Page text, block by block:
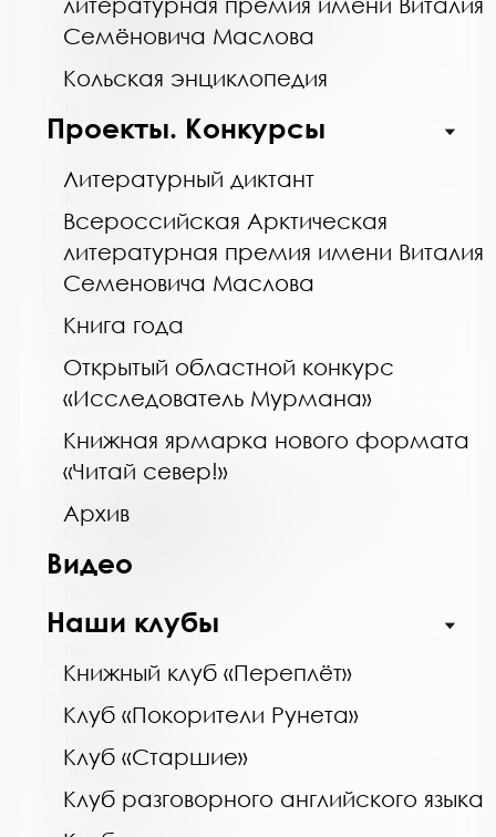
Семёновича Маслова
Кольская энциклопедия
Проекты. Конкурсы
Литературный диктант
Всероссийская Арктическая
литературная премия имени Виталия
Семеновича Маслова
Книга года
Открытый областной конкурс
«Исследователь Мурмана»
Книжная ярмарка нового формата
«Читай север!»
Архив
Видео
Наши клубы
Книжный клуб «Переплёт»
Клуб «Покорители Рунета»
Клуб «Старшие»
Клуб разговорного английского языка
универсальная научная библиотека
Сокращенное название:
ГОБУК МГОУНБ
183038
Город:
Улица, дом:
С. Перовской, 21-А
Телефон:
(815-2) 45-48-35
http://mgounb.ru/
Название библиотеки:
МБ Кольского района, Териберская сельская
библиотека - филиал
Сокращенное название:
МУК "МБ Кольского района"
184630
с. Териберка
Улица, дом:
Телефон:
8 (81553) 2-61-98
www: